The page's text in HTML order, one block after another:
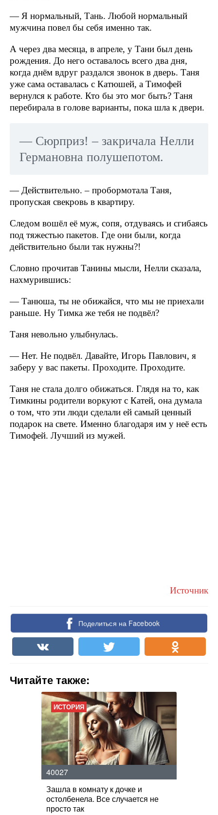
— Я нормальный, Тань. Любой нормальный
мужчина повел бы себя именно так.
А через два месяца, в апреле, у Тани был день
рождения. До него оставалось всего два дня,
когда днём вдруг раздался звонок в дверь. Таня
уже сама оставалась с Катюшей, а Тимофей
вернулся к работе. Кто бы это мог быть? Таня
перебирала в голове варианты, пока шла к двери.
— Сюрприз! – закричала Нелли
Германовна полушепотом.
— Действительно. – пробормотала Таня,
пропуская свекровь в квартиру.
Следом вошёл её муж, сопя, отдуваясь и сгибаясь
под тяжестью пакетов. Где они были, когда
действительно были так нужны?!
Словно прочитав Танины мысли, Нелли сказала,
нахмурившись:
— Танюша, ты не обижайся, что мы не приехали
раньше. Ну Тимка же тебя не подвёл?
Таня невольно улыбнулась.
— Нет. Не подвёл. Давайте, Игорь Павлович, я
заберу у вас пакеты. Проходите. Проходите.
Таня не стала долго обижаться. Глядя на то, как
Тимкины родители воркуют с Катей, она думала
о том, что эти люди сделали ей самый ценный
подарок на свете. Именно благодаря им у неё есть
Тимофей. Лучший из мужей.
Источник
Поделиться на Facebook
Читайте также:
ИСТОРИЯ
40027
Зашла в комнату к дочке и
остолбенела. Все случается не
просто так